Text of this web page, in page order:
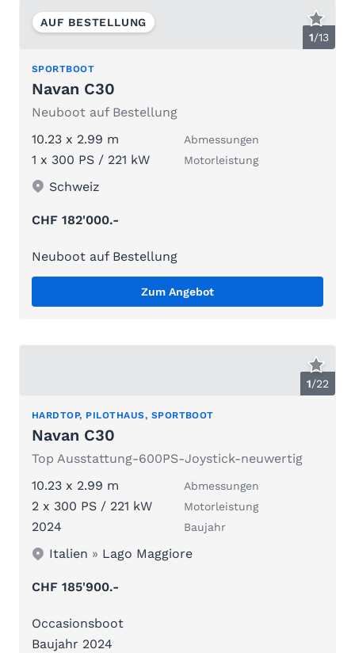
1/13
AUF BESTELLUNG
SPORTBOOT
Navan C30
Neuboot auf Bestellung
10.23 x 2.99 m
Abmessungen
1 x 300 PS / 221 kW Motorleistung
Schweiz
CHF 182'000.-
Neuboot auf Bestellung
Zum Angebot
1/22
HARDTOP, PILOTHAUS, SPORTBOOT
Navan C30
Top Ausstattung-600PS-Joystick-neuwertig
10.23 x 2.99 m
Abmessungen
2 x 300 PS / 221 kW Motorleistung
2024 Baujahr
Italien » Lago Maggiore
CHF 185'900.-
Occasionsboot
Baujahr 2024